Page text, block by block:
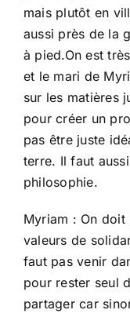
mais plutôt en
aussi près de la
à pied.On est
et le mari de
sur les matières
pour créer un
pas être juste
terre. Il faut
philosophie.
Myriam : On doit
valeurs de
faut pas venir
pour rester seul
partager car